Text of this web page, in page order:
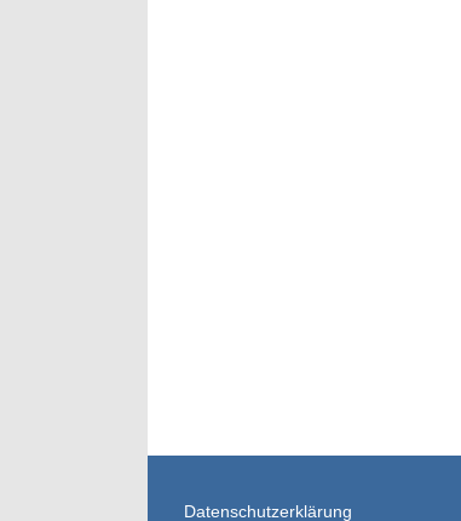
Datenschutzerklärung